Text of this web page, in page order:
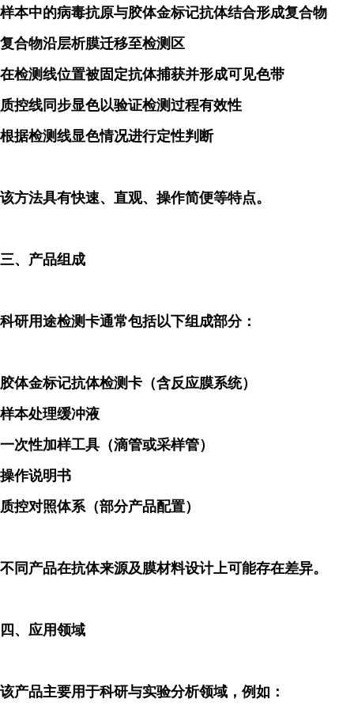
样本中的病毒抗原与胶体金标记抗体结合形成复合物
复合物沿层析膜迁移至检测区
在检测线位置被固定抗体捕获并形成可见色带
质控线同步显色以验证检测过程有效性
根据检测线显色情况进行定性判断
该方法具有快速、直观、操作简便等特点。
三、产品组成
科研用途检测卡通常包括以下组成部分：
胶体金标记抗体检测卡（含反应膜系统）
样本处理缓冲液
一次性加样工具（滴管或采样管）
操作说明书
质控对照体系（部分产品配置）
不同产品在抗体来源及膜材料设计上可能存在差异。
四、应用领域
该产品主要用于科研与实验分析领域，例如：